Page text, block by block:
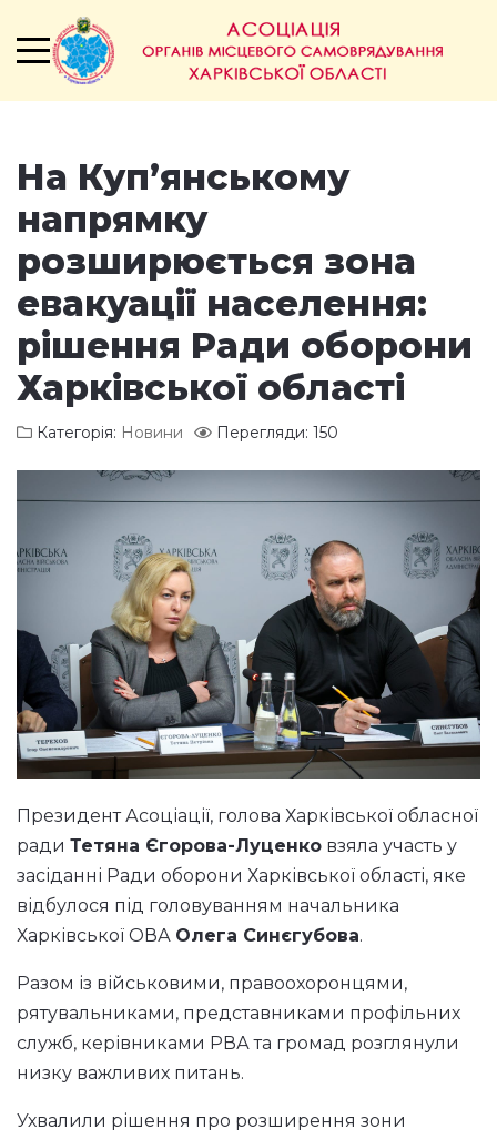
На Куп’янському
напрямку
розширюється зона
евакуації населення:
рішення Ради оборони
Харківської області
Категорія: Новини Перегляди: 150
Президент Асоціації, голова Харківської обласної
ради Тетяна Єгорова-Луценко взяла участь у
засіданні Ради оборони Харківської області, яке
відбулося під головуванням начальника
Харківської ОВА Олега Синєгубова.
Разом із військовими, правоохоронцями,
рятувальниками, представниками профільних
служб, керівниками РВА та громад розглянули
низку важливих питань.
Ухвалили рішення про розширення зони